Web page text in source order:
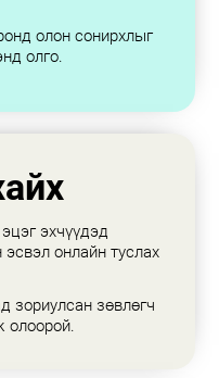
олон сонирхлыг
олго.
эхчүүдэд
эсвэл онлайн туслах
зориулсан зөвлөгч
олоорой.